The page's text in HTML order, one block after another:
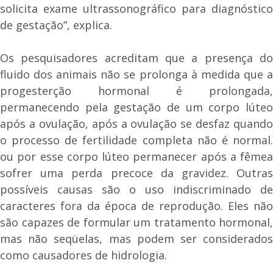
solicita exame ultrassonográfico para diagnóstico
de gestação”, explica.
Os pesquisadores acreditam que a presença do
fluido dos animais não se prolonga à medida que a
progesterção hormonal é prolongada,
permanecendo pela gestação de um corpo lúteo
após a ovulação, após a ovulação se desfaz quando
o processo de fertilidade completa não é normal.
ou por esse corpo lúteo permanecer após a fêmea
sofrer uma perda precoce da gravidez. Outras
possíveis causas são o uso indiscriminado de
caracteres fora da época de reprodução. Eles não
são capazes de formular um tratamento hormonal,
mas não seqüelas, mas podem ser considerados
como causadores de hidrologia.